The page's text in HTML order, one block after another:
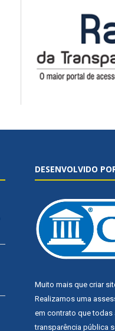
DESENVOLVIDO
Muito mais que criar
Realizamos uma
em contrato que todas
transparência pública